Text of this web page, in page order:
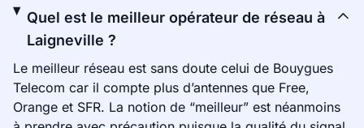
Quel est le meilleur opérateur de réseau à
Laigneville ?
Le meilleur réseau est sans doute celui de Bouygues
Telecom car il compte plus d’antennes que Free,
Orange et SFR. La notion de “meilleur” est néanmoins